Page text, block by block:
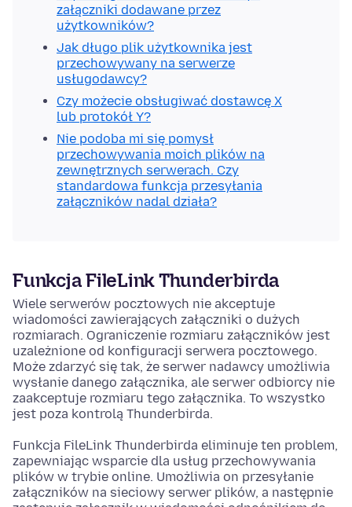
załączniki dodawane przez
użytkowników?
Jak długo plik użytkownika jest
przechowywany na serwerze
usługodawcy?
Czy możecie obsługiwać dostawcę X
lub protokół Y?
Nie podoba mi się pomysł
przechowywania moich plików na
zewnętrznych serwerach. Czy
standardowa funkcja przesyłania
załączników nadal działa?
Funkcja FileLink Thunderbirda
Wiele serwerów pocztowych nie akceptuje
wiadomości zawierających załączniki o dużych
rozmiarach. Ograniczenie rozmiaru załączników jest
uzależnione od konfiguracji serwera pocztowego.
Może zdarzyć się tak, że serwer nadawcy umożliwia
wysłanie danego załącznika, ale serwer odbiorcy nie
zaakceptuje rozmiaru tego załącznika. To wszystko
jest poza kontrolą Thunderbirda.
Funkcja FileLink Thunderbirda eliminuje ten problem,
zapewniając wsparcie dla usług przechowywania
plików w trybie online. Umożliwia on przesyłanie
załączników na sieciowy serwer plików, a następnie